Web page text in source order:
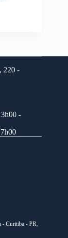
220 -
-
- Curitiba - PR,